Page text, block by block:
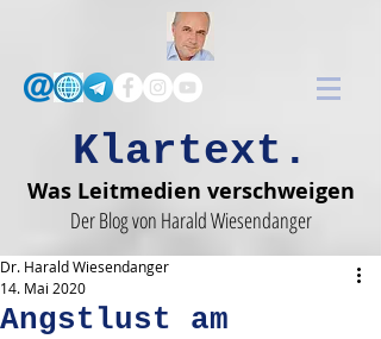
Klartext.
Was Leitmedien verschweigen
Der Blog von Harald Wiesendanger
Angstlust am
Dr. Harald Wiesendanger
14. Mai 2020